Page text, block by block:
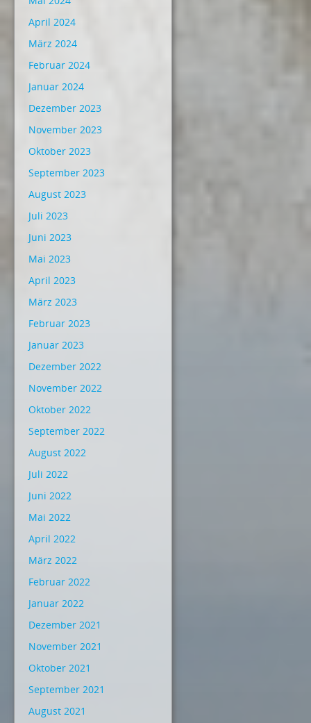
April 2024
März 2024
Februar 2024
Januar 2024
Dezember 2023
November 2023
Oktober 2023
September 2023
August 2023
Juli 2023
Juni 2023
Mai 2023
April 2023
März 2023
Februar 2023
Januar 2023
Dezember 2022
November 2022
Oktober 2022
September 2022
August 2022
Juli 2022
Juni 2022
Mai 2022
April 2022
März 2022
Februar 2022
Januar 2022
Dezember 2021
November 2021
Oktober 2021
September 2021
August 2021